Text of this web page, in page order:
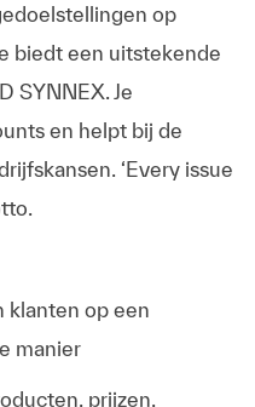
op
biedt een uitstekende
SYNNEX. Je
en helpt bij de
‘Every issue
klanten op een
manier
prijzen,